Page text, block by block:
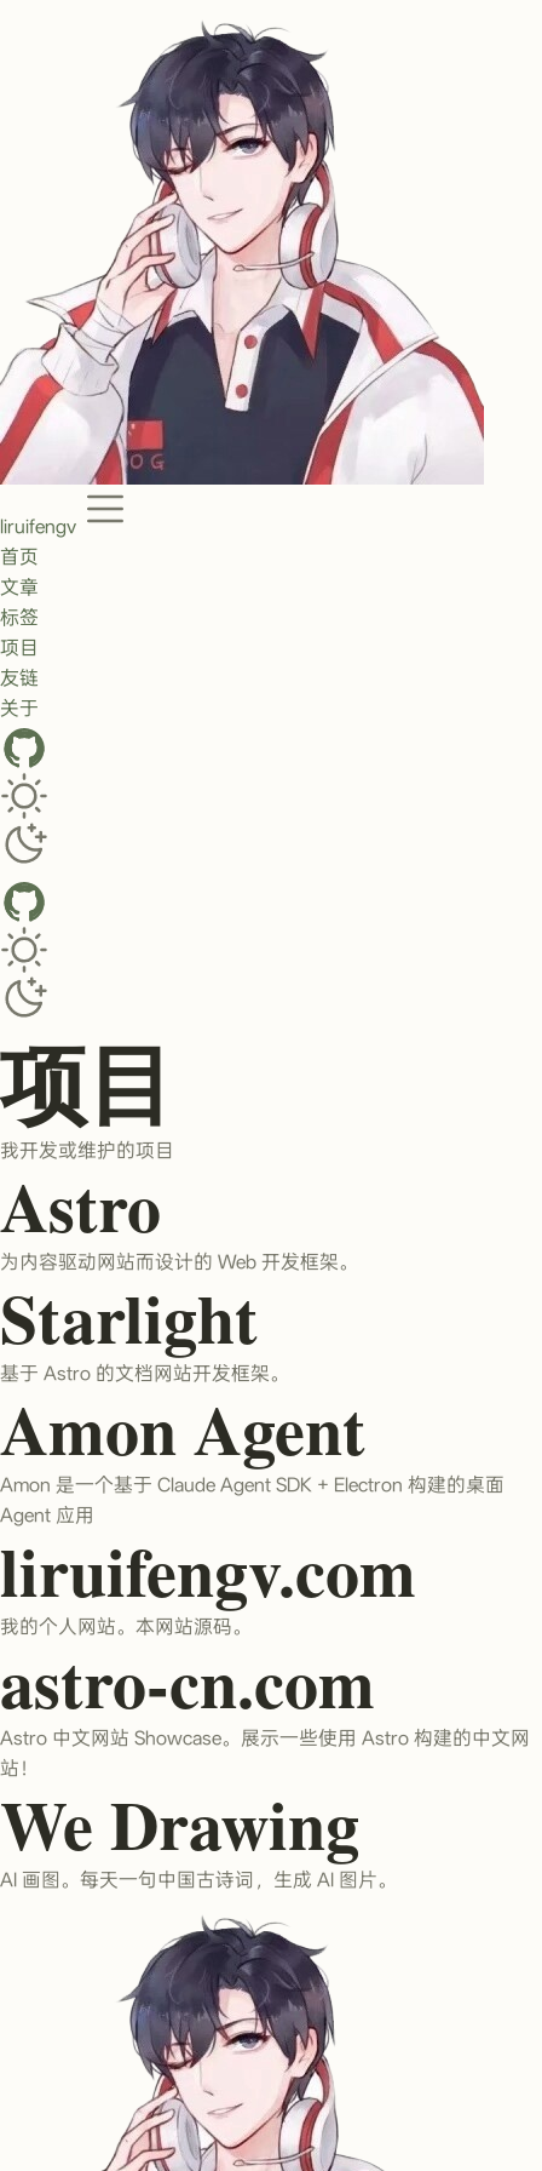
liruifengv
Menu
首页
文章
标签
项目
友链
关于
GitHub
Toggle dark/light theme
Toggle dark/light theme
项目
我开发或维护的项目
Astro
为内容驱动网站而设计的 Web 开发框架。
Starlight
基于 Astro 的文档网站开发框架。
Amon Agent
Amon 是一个基于 Claude Agent SDK + Electron 构建的桌面
Agent 应用
liruifengv.com
我的个人网站。本网站源码。
astro-cn.com
Astro 中文网站 Showcase。展示一些使用 Astro 构建的中文网
站！
We Drawing
AI 画图。每天一句中国古诗词，生成 AI 图片。